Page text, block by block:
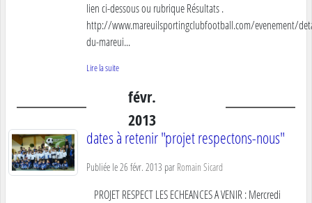
lien ci-dessous ou rubrique Résultats .
http://www.mareuilsportingclubfootball.com/evenement/
du-mareui...
Lire la suite
févr.
2013
dates à retenir "projet respectons-nous"
Publiée le26 févr. 2013 par Romain Sicard
PROJET RESPECT LES ECHEANCES A VENIR : Mercredi